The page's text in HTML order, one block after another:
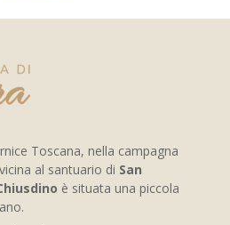
Toscana, nella campagna
vicina al santuario di San
è situata una piccola